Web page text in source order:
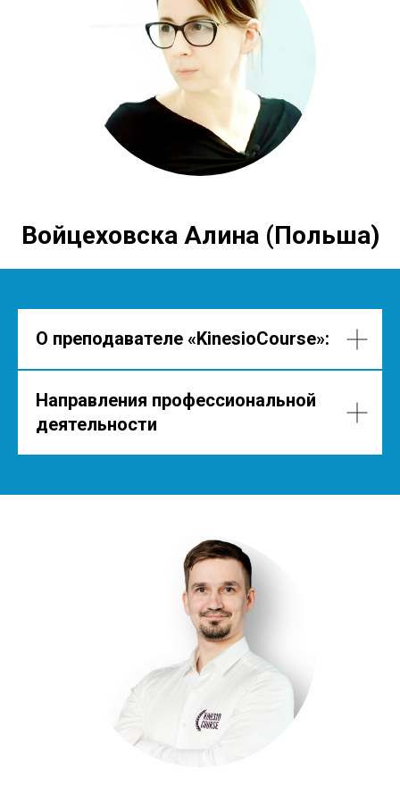
Войцеховска Алина (Польша)
О преподавателе «KinesioCourse»:
Направления профессиональной
деятельности